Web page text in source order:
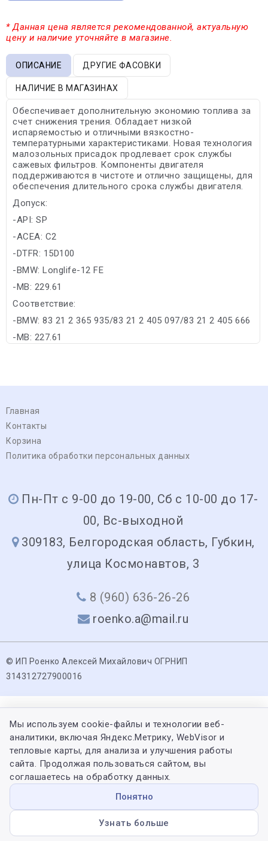
* Данная цена является рекомендованной, актуальную
цену и наличие уточняйте в магазине.
ОПИСАНИЕ ДРУГИЕ ФАСОВКИ
НАЛИЧИЕ В МАГАЗИНАХ
Обеспечивает дополнительную экономию топлива за
счет снижения трения. Обладает низкой
испаряемостью и отличными вязкостно-
температурными характеристиками. Новая технология
малозольных присадок продлевает срок службы
сажевых фильтров. Компоненты двигателя
поддерживаются в чистоте и отлично защищены, для
обеспечения длительного срока службы двигателя.
Допуск:
-API: SP
-ACEA: C2
-DTFR: 15D100
-BMW: Longlife-12 FE
-MB: 229.61
Соответствие:
-BMW: 83 21 2 365 935/83 21 2 405 097/83 21 2 405 666
-MB: 227.61
Главная
Контакты
Корзина
Политика обработки персональных данных
Пн-Пт с 9-00 до 19-00, Сб с 10-00 до 17-
00, Вс-выходной
309183, Белгородская область, Губкин,
улица Космонавтов, 3
8 (960) 636-26-26
roenko.a@mail.ru
© ИП Роенко Алексей Михайлович ОГРНИП
314312727900016
Мы используем cookie-файлы и технологии веб-
аналитики, включая Яндекс.Метрику, WebVisor и
тепловые карты, для анализа и улучшения работы
сайта. Продолжая пользоваться сайтом, вы
соглашаетесь на обработку данных.
Понятно
Узнать больше